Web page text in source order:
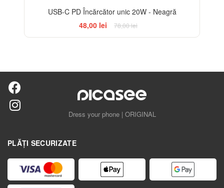
USB-C PD Încărcător unic 20W - Neagră
48,00 lei
78,00 lei
Dress your phone | ORIGINAL
PLĂȚI SECURIZATE